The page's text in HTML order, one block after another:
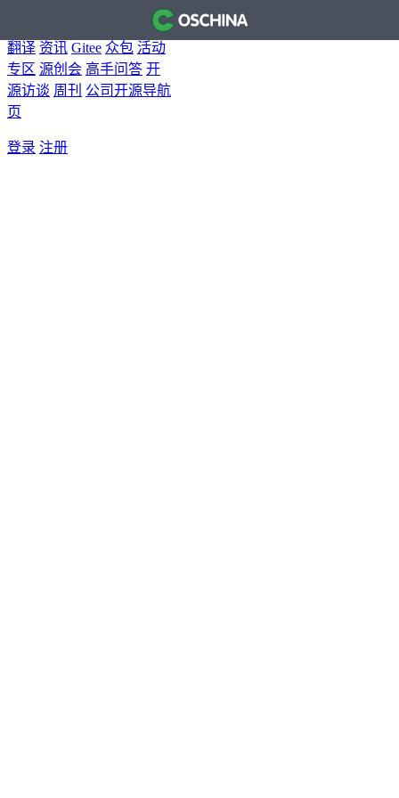
博客
翻译 资讯 Gitee 众包 活动
专区 源创会 高手问答 开
源访谈 周刊 公司开源导航
页
登录 注册